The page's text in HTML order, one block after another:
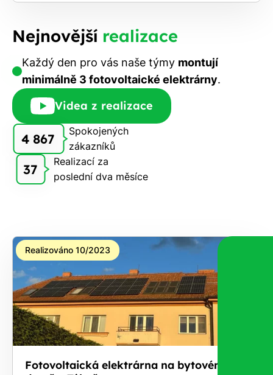
Nejnovější realizace
Každý den pro vás naše týmy montují
minimálně 3 fotovoltaické elektrárny.
Videa z realizace
4 867
Spokojených
zákazníků
37
Realizací za
poslední dva měsíce
Realizováno 10/2023
Fotovoltaická elektrárna na bytovém